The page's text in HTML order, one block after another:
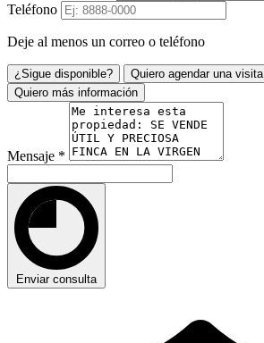
Teléfono
Deje al menos un correo o teléfono
¿Sigue disponible?
Quiero agendar una visita
Quiero más información
Mensaje *
Enviar consulta